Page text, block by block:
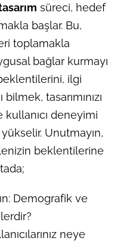
süreci, hedef
başlar. Bu,
toplamakla
bağlar kurmayı
beklentilerini, ilgi
bilmek, tasarımınızı
deneyimi
Unutmayın,
beklentilerine
Demografik ve
neye